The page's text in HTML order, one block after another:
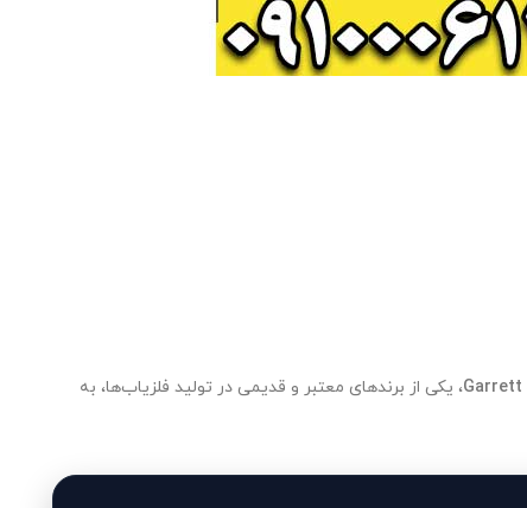
Garrett، یکی از برندهای معتبر و قدیمی در تولید فلزیاب‌ها، به